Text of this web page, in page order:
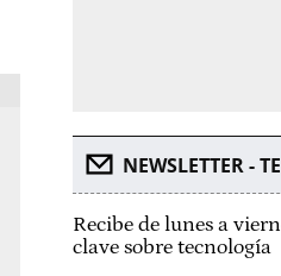
NEWSLETTER -
Recibe de lunes a
clave sobre tecnología